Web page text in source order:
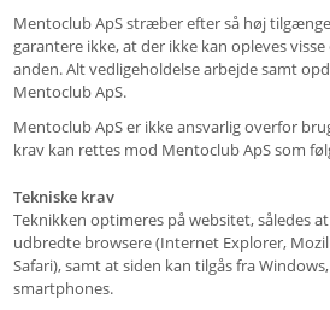
Mentoclub ApS stræber efter så høj
garantere ikke, at der ikke kan opleves
anden. Alt vedligeholdelse arbejde samt
Mentoclub ApS.
Mentoclub ApS er ikke ansvarlig overfor
krav kan rettes mod Mentoclub ApS som
Tekniske krav
Teknikken optimeres på websitet, således
udbredte browsere (Internet Explorer,
Safari), samt at siden kan tilgås fra
smartphones.